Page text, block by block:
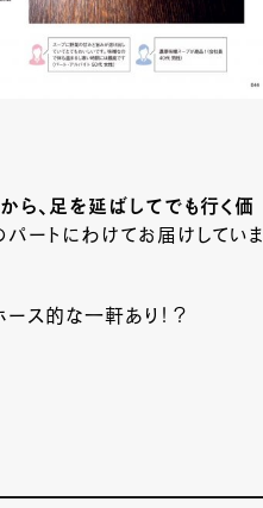
ら、足を延ばしてでも行く価
パートにわけてお届けしていま
ース的な一軒あり！？